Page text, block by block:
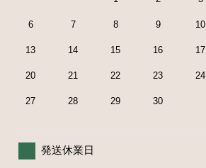
6 7 8 9 10
13 14 15 16 17
20 21 22 23 24
27 28 29 30
発送休業日